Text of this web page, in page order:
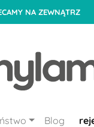
NA ZEWNĄTRZ
Blog